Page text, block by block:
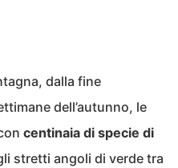
dalla fine
dell’autunno, le
centinaia di specie di
stretti angoli di verde tra